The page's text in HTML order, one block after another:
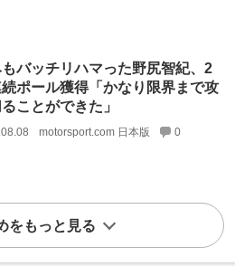
バッチリハマった野尻智紀、2
ポール獲得「かなり限界まで攻
ことができた」
motorsport.com 日本版 0
をもっと見る